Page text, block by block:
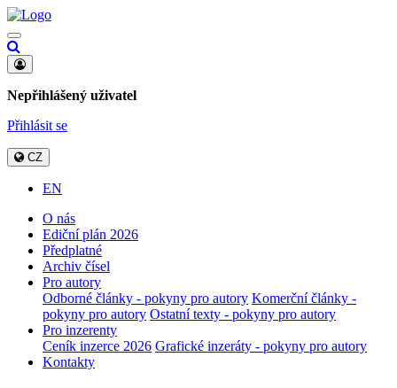
Nepřihlášený uživatel
Přihlásit se
CZ
EN
O nás
Ediční plán 2026
Předplatné
Archiv čísel
Pro autory
Odborné články - pokyny pro autory Komerční články -
pokyny pro autory Ostatní texty - pokyny pro autory
Pro inzerenty
Ceník inzerce 2026 Grafické inzeráty - pokyny pro autory
Kontakty